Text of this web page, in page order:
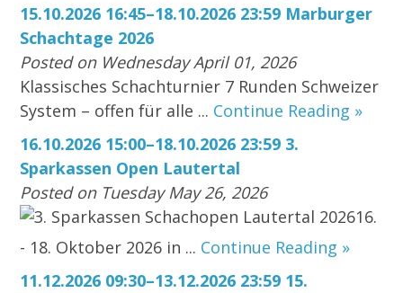
15.10.2026 16:45–18.10.2026 23:59 Marburger
Schachtage 2026
Posted on Wednesday April 01, 2026
Klassisches Schachturnier 7 Runden Schweizer
System – offen für alle ... Continue Reading »
16.10.2026 15:00–18.10.2026 23:59 3.
Sparkassen Open Lautertal
Posted on Tuesday May 26, 2026
3. Sparkassen Schachopen Lautertal 202616.
- 18. Oktober 2026 in ... Continue Reading »
11.12.2026 09:30–13.12.2026 23:59 15.